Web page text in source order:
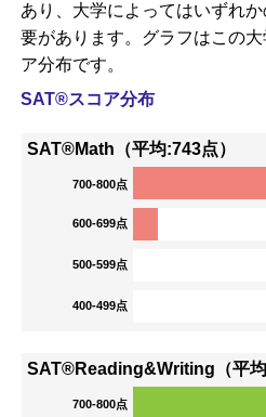
あり、大学によってはいずれ
要があります。グラフはこの
ア分布です。
SAT®スコア分布
SAT®Math（平均:743点）
700-800点
600-699点
500-599点
400-499点
SAT®Reading&Writing（平均
700-800点